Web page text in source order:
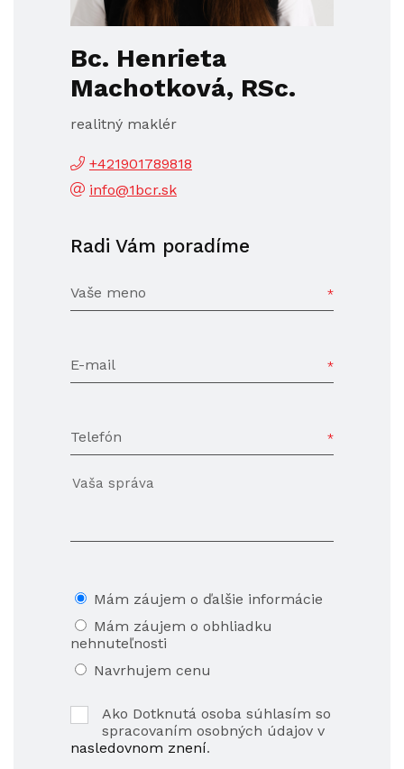
Bc. Henrieta
Machotková, RSc.
realitný maklér
+421901789818
info@1bcr.sk
Radi Vám poradíme
Vaše meno
E-mail
Telefón
Mám záujem o ďalšie informácie
Mám záujem o obhliadku
nehnuteľnosti
Navrhujem cenu
Ako Dotknutá osoba súhlasím so
spracovaním osobných údajov v
nasledovnom znení.